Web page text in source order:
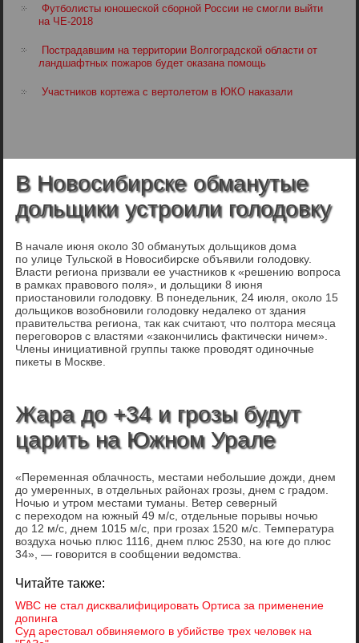
Футболисты юношеской сборной России не смогли выйти
на ЧЕ-2018
Пострадавшим на территории Волгоградской области от
ландшафтных пожаров будет оказана помощь
Участников кортежа с вертолетом в ЮКО наказали
В Новосибирске обманутые
дольщики устроили голодовку
В начале июня около 30 обманутых дольщиков дома
по улице Тульской в Новосибирске объявили голодовку.
Власти региона призвали ее участников к «решению вопроса
в рамках правового поля», и дольщики 8 июня
приостановили голодовку. В понедельник, 24 июля, около 15
дольщиков возобновили голодовку недалеко от здания
правительства региона, так как считают, что полтора месяца
переговоров с властями «закончились фактически ничем».
Члены инициативной группы также проводят одиночные
пикеты в Москве.
Жара до +34 и грозы будут
царить на Южном Урале
«Переменная облачность, местами небольшие дожди, днем
до умеренных, в отдельных районах грозы, днем с градом.
Ночью и утром местами туманы. Ветер северный
с переходом на южный 49 м/с, отдельные порывы ночью
до 12 м/с, днем 1015 м/с, при грозах 1520 м/с. Температура
воздуха ночью плюс 1116, днем плюс 2530, на юге до плюс
34», — говорится в сообщении ведомства.
Читайте также:
WBС не стал дисквалифицировать Ортиса за применение
допинга
Суд арестовал обвиняемого в убийстве трех человек на